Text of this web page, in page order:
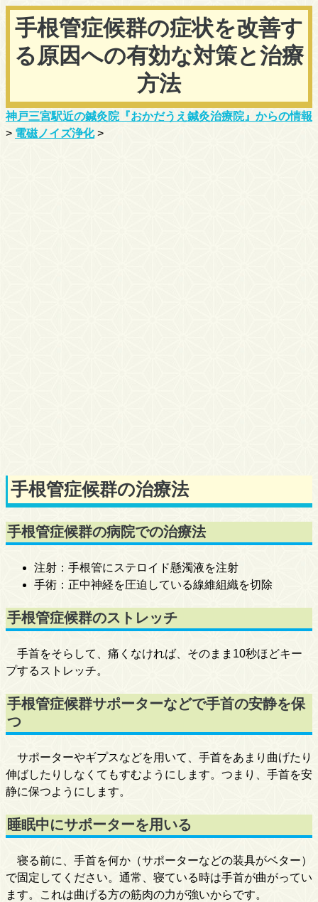
手根管症候群の症状を改善す
る原因への有効な対策と治療
方法
神戸三宮駅近の鍼灸院『おかだうえ鍼灸治療院』からの情報
> 電磁ノイズ浄化>
手根管症候群の治療法
手根管症候群の病院での治療法
注射：手根管にステロイド懸濁液を注射
手術：正中神経を圧迫している線維組織を切除
手根管症候群のストレッチ
手首をそらして、痛くなければ、そのまま10秒ほどキー
プするストレッチ。
手根管症候群サポーターなどで手首の安静を保
つ
サポーターやギプスなどを用いて、手首をあまり曲げたり
伸ばしたりしなくてもすむようにします。つまり、手首を安
静に保つようにします。
睡眠中にサポーターを用いる
寝る前に、手首を何か（サポーターなどの装具がベター）
で固定してください。通常、寝ている時は手首が曲がってい
ます。これは曲げる方の筋肉の力が強いからです。